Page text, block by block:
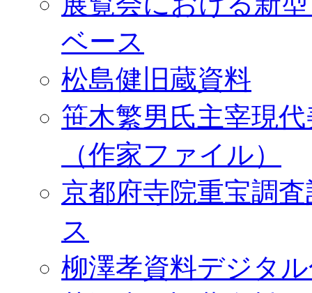
ベース
松島健旧蔵資料
笹木繁男氏主宰現
（作家ファイル）
京都府寺院重宝調
ス
柳澤孝資料デジタ